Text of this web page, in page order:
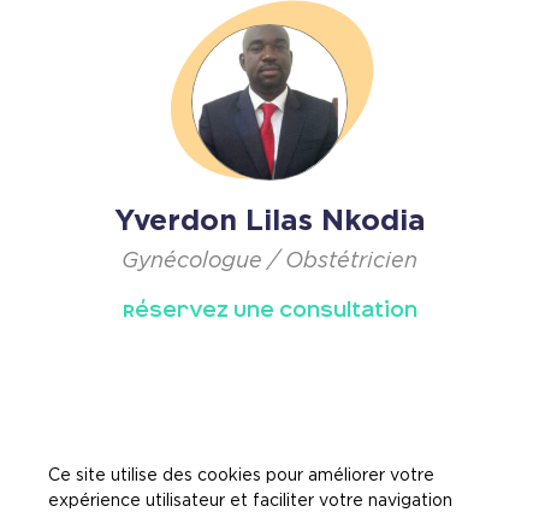
Yverdon Lilas Nkodia
Gynécologue / Obstétricien
Réservez Une Consultation
Ce site utilise des cookies pour améliorer votre
expérience utilisateur et faciliter votre navigation